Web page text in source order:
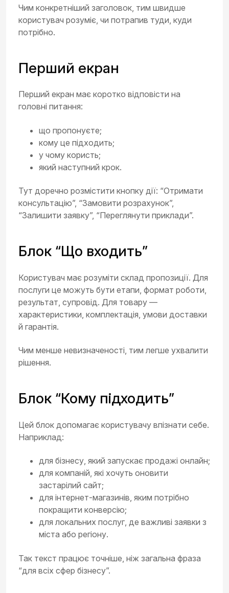
Чим конкретніший заголовок, тим швидше
користувач розуміє, чи потрапив туди, куди
потрібно.
Перший екран
Перший екран має коротко відповісти на
головні питання:
що пропонуєте;
кому це підходить;
у чому користь;
який наступний крок.
Тут доречно розмістити кнопку дії: “Отримати
консультацію”, “Замовити розрахунок”,
“Залишити заявку”, “Переглянути приклади”.
Блок “Що входить”
Користувач має розуміти склад пропозиції. Для
послуги це можуть бути етапи, формат роботи,
результат, супровід. Для товару —
характеристики, комплектація, умови доставки
й гарантія.
Чим менше невизначеності, тим легше ухвалити
рішення.
Блок “Кому підходить”
Цей блок допомагає користувачу впізнати себе.
Наприклад:
для бізнесу, який запускає продажі онлайн;
для компаній, які хочуть оновити
застарілий сайт;
для інтернет-магазинів, яким потрібно
покращити конверсію;
для локальних послуг, де важливі заявки з
міста або регіону.
Так текст працює точніше, ніж загальна фраза
“для всіх сфер бізнесу”.